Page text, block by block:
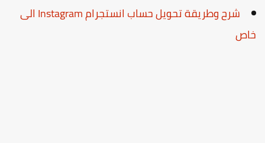
شرح وطريقة تحويل حساب انستجرام Instagram الى